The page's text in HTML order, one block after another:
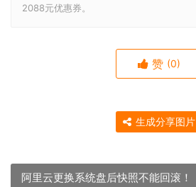
2088元优惠券。
赞 (0)
生成分享图片
阿里云更换系统盘后快照不能回滚！